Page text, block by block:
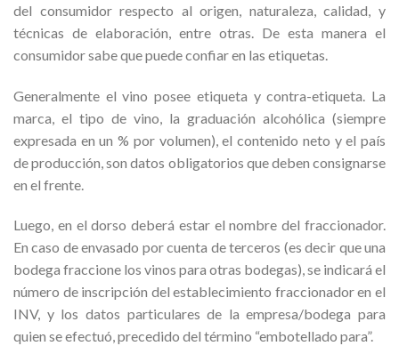
del consumidor respecto al origen, naturaleza, calidad, y
técnicas de elaboración, entre otras. De esta manera el
consumidor sabe que puede confiar en las etiquetas.
Generalmente el vino posee etiqueta y contra-etiqueta. La
marca, el tipo de vino, la graduación alcohólica (siempre
expresada en un % por volumen), el contenido neto y el país
de producción, son datos obligatorios que deben consignarse
en el frente.
Luego, en el dorso deberá estar el nombre del fraccionador.
En caso de envasado por cuenta de terceros (es decir que una
bodega fraccione los vinos para otras bodegas), se indicará el
número de inscripción del establecimiento fraccionador en el
INV, y los datos particulares de la empresa/bodega para
quien se efectuó, precedido del término “embotellado para”.